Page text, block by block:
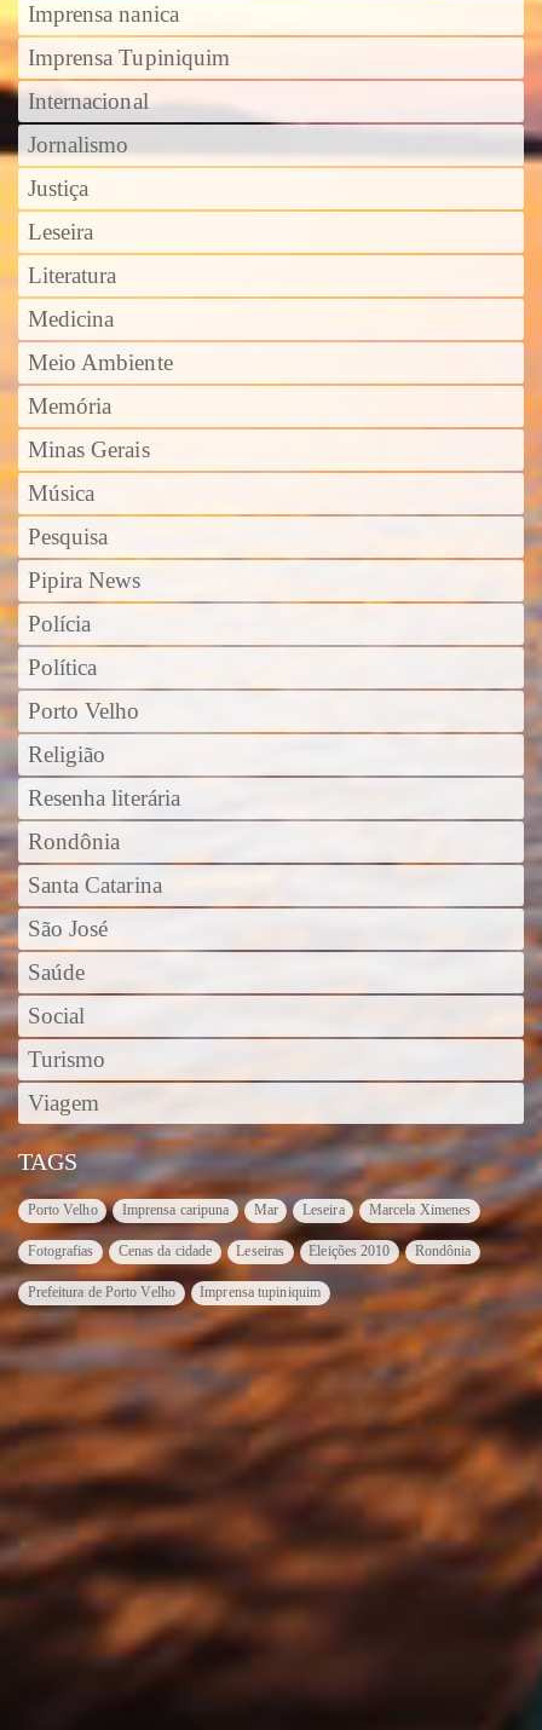
Imprensa nanica
Imprensa Tupiniquim
Internacional
Jornalismo
Justiça
Leseira
Literatura
Medicina
Meio Ambiente
Memória
Minas Gerais
Música
Pesquisa
Pipira News
Polícia
Política
Porto Velho
Religião
Resenha literária
Rondônia
Santa Catarina
São José
Saúde
Social
Turismo
Viagem
TAGS
Porto Velho Imprensa caripuna Mar Leseira Marcela Ximenes
Fotografias Cenas da cidade Leseiras Eleições 2010 Rondônia
Prefeitura de Porto Velho Imprensa tupiniquim